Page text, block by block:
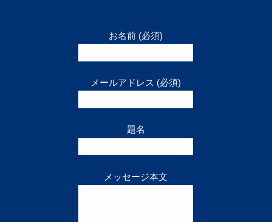
お名前 (必須)
メールアドレス (必須)
題名
メッセージ本文